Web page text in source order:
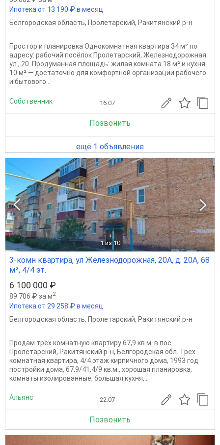
Ипотека от 13 190 ₽ в месяц
Белгородская область, Пролетарский, Ракитянский р-н
Простор и планировка Однокомнатная квартира 34 м² по
адресу: рабочий посёлок Пролетарский, Железнодорожная
ул., 20. Продуманная площадь: жилая комната 18 м² и кухня
10 м² — достаточно для комфортной организации рабочего
и бытового...
Собственник 16.07
Позвонить
ещё 1 объявление
1 из 10
3-комн квартира, ул Железнодорожная, 20А, д. 20А, 68
м², 4/4 эт.
6 100 000 ₽
89 706 ₽ за м2
Ипотека от 29 258 ₽ в месяц
Белгородская область, Пролетарский, Ракитянский р-н
Продам трех комнатную квартиру 67,9 кв.м. в пос.
Пролетарский, Ракитянский р-н, Белгородская обл. Трех
комнатная квартира, 4/4 этаж кирпичного дома, 1993 год
постройки дома, 67,9/41,4/9 кв.м., хорошая планировка,
комнаты изолированные, большая кухня,...
Альянс 22.07
Позвонить